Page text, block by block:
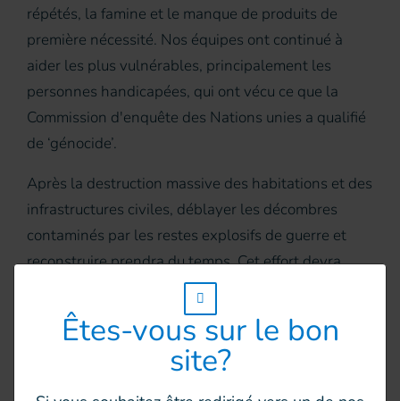
répétés, la famine et le manque de produits de
première nécessité. Nos équipes ont continué à
aider les plus vulnérables, principalement les
personnes handicapées, qui ont vécu ce que la
Commission d'enquête des Nations unies a qualifié
de ‘génocide’.
Après la destruction massive des habitations et des
infrastructures civiles, déblayer les décombres
contaminés par les restes explosifs de guerre et
reconstruire prendra du temps. Cet effort devra
impliquer les partenaires locaux, les agences des
Nations unies et les organisations internationales.
Nous devons veiller à ce que le cessez-le-feu soit
Êtes-vous sur le bon
site?